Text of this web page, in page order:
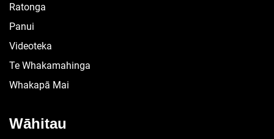
Ratonga
Panui
Videoteka
Te Whakamahinga
Whakapā Mai
Wāhitau